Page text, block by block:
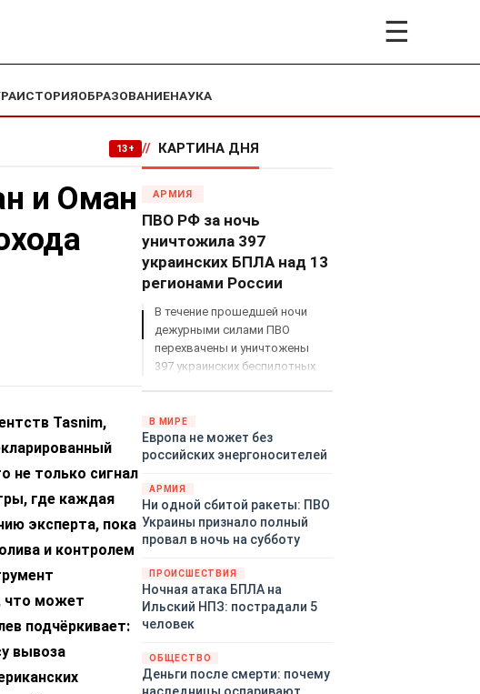
☰
ИСТОРИЯОБРАЗОВАНИЕНАУКА
13+
и Оман
Tasnim,
не только сигнал
где каждая
эксперта, пока
и контролем
что может
подчёркивает:
вывоза
// КАРТИНА ДНЯ
АРМИЯ
ПВО РФ за ночь
уничтожила 397
украинских БПЛА над 13
регионами России
В течение прошедшей ночи
дежурными силами ПВО
перехвачены и уничтожены
397 украинских беспилотных
территориями Белгородской,
Брянской, Воронежской,
Курской, Липецкой,
Ростовской, Рязанской,
Самарской, Саратовской,
Тамбовской, Тульской
областей, Краснодарского
края, Республики Крым и над
акваторией Азовского моря.
В МИРЕ
Европа не может без
российских энергоносителей
АРМИЯ
Ни одной сбитой ракеты: ПВО
Украины признало полный
провал в ночь на субботу
ПРОИСШЕСТВИЯ
Ночная атака БПЛА на
Ильский НПЗ: пострадали 5
человек
ОБЩЕСТВО
Деньги после смерти: почему